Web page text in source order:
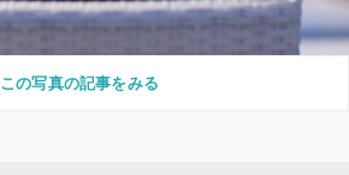
この写真の記事をみる